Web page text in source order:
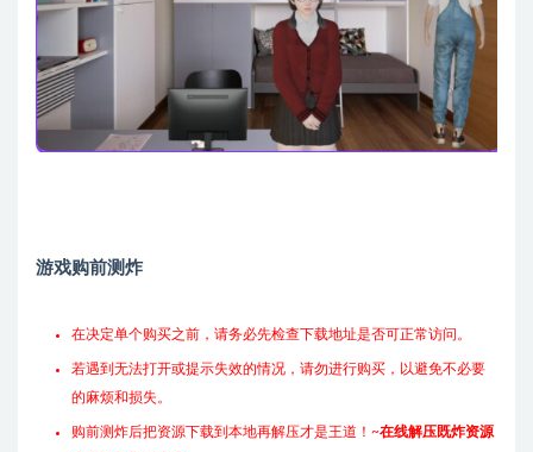
游戏购前测炸
在决定单个购买之前，请务必先检查下载地址是否可正常访问。
若遇到无法打开或提示失效的情况，请勿进行购买，以避免不必要
的麻烦和损失。
购前测炸后把资源下载到本地再解压才是王道！~在线解压既炸资源